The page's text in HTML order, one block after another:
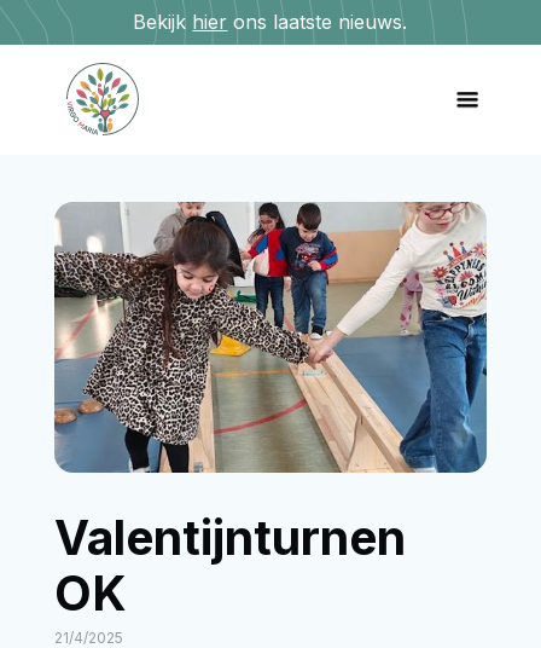
Bekijk hier ons laatste nieuws.
Valentijnturnen
OK
21/4/2025